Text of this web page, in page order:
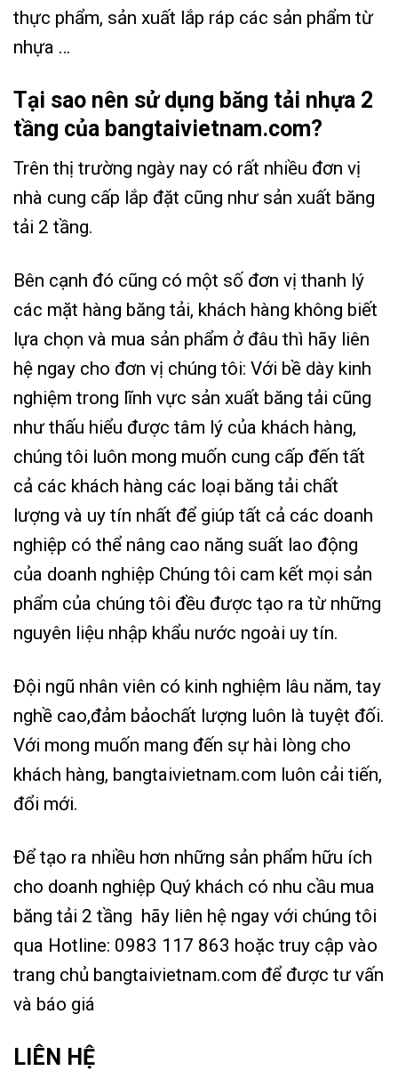
thực phẩm, sản xuất lắp ráp các sản phẩm từ
nhựa …
Tại sao nên sử dụng băng tải nhựa 2
tầng của bangtaivietnam.com?
Trên thị trường ngày nay có rất nhiều đơn vị
nhà cung cấp lắp đặt cũng như sản xuất băng
tải 2 tầng.
Bên cạnh đó cũng có một số đơn vị thanh lý
các mặt hàng băng tải, khách hàng không biết
lựa chọn và mua sản phẩm ở đâu thì hãy liên
hệ ngay cho đơn vị chúng tôi: Với bề dày kinh
nghiệm trong lĩnh vực sản xuất băng tải cũng
như thấu hiểu được tâm lý của khách hàng,
chúng tôi luôn mong muốn cung cấp đến tất
cả các khách hàng các loại băng tải chất
lượng và uy tín nhất để giúp tất cả các doanh
nghiệp có thể nâng cao năng suất lao động
của doanh nghiệp Chúng tôi cam kết mọi sản
phẩm của chúng tôi đều được tạo ra từ những
nguyên liệu nhập khẩu nước ngoài uy tín.
Đội ngũ nhân viên có kinh nghiệm lâu năm, tay
nghề cao,đảm bảochất lượng luôn là tuyệt đối.
Với mong muốn mang đến sự hài lòng cho
khách hàng, bangtaivietnam.com luôn cải tiến,
đổi mới.
Để tạo ra nhiều hơn những sản phẩm hữu ích
cho doanh nghiệp Quý khách có nhu cầu mua
băng tải 2 tầng hãy liên hệ ngay với chúng tôi
qua Hotline: 0983 117 863 hoặc truy cập vào
trang chủ bangtaivietnam.com để được tư vấn
và báo giá
LIÊN HỆ